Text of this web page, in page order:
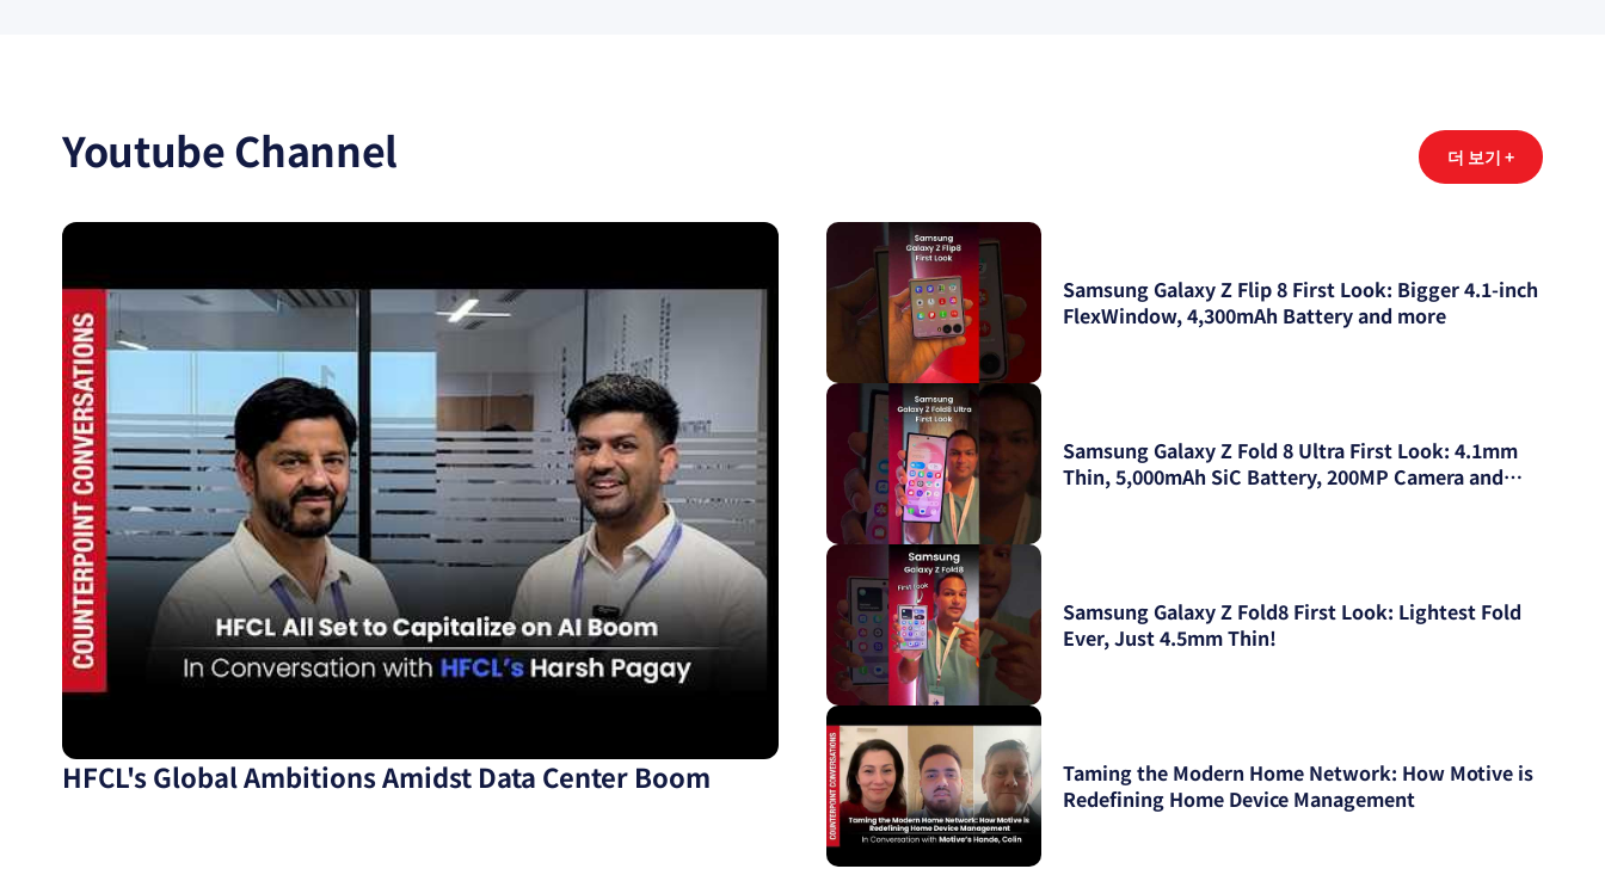
Youtube Channel 더 보기 +
HFCL's Global Ambitions Amidst Data Center Boom
Samsung Galaxy Z Flip 8 First Look: Bigger 4.1-inch
FlexWindow, 4,300mAh Battery and more
Samsung Galaxy Z Fold 8 Ultra First Look: 4.1mm
Thin, 5,000mAh SiC Battery, 200MP Camera and
Samsung Galaxy Z Fold8 First Look: Lightest Fold
Ever, Just 4.5mm Thin!
Taming the Modern Home Network: How Motive is
Redefining Home Device Management